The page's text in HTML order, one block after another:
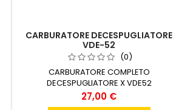
CARBURATORE DECESPUGLIATORE
VDE-52
(0)
CARBURATORE COMPLETO
DECESPUGLIATORE X VDE52
Prezzo
27,00 €